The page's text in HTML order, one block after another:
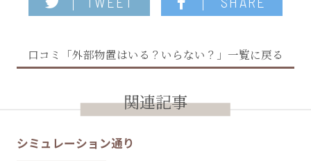
口コミ「外部物置はいる？いらない？」一覧に戻る
関連記事
シミュレーション通り